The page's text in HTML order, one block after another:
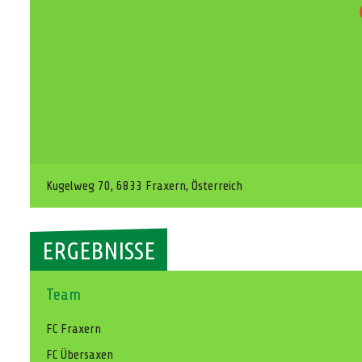
Kugelweg 70, 6833 Fraxern, Österreich
ERGEBNISSE
Team
FC Fraxern
FC Übersaxen